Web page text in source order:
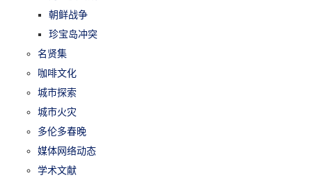
朝鲜战争
珍宝岛冲突
名贤集
咖啡文化
城市探索
城市火灾
多伦多春晚
媒体网络动态
学术文献